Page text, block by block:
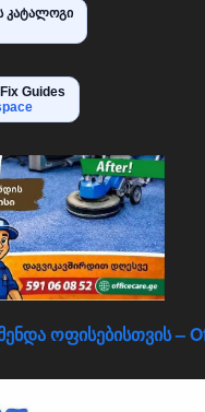
კატალოგი
Guides
ოფისებისთვის –